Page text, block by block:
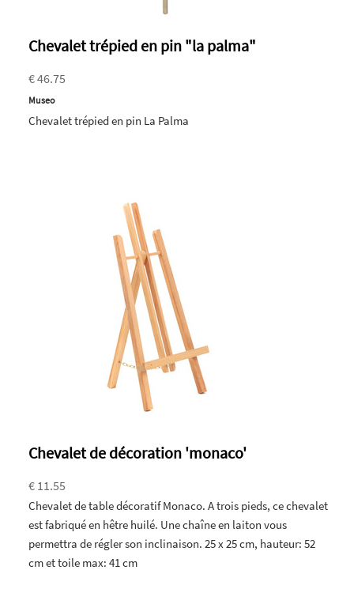
Chevalet trépied en pin "la palma"
€ 46.75
Museo
Chevalet trépied en pin La Palma
Chevalet de décoration 'monaco'
€ 11.55
Chevalet de table décoratif Monaco. A trois pieds, ce chevalet
est fabriqué en hêtre huilé. Une chaîne en laiton vous
permettra de régler son inclinaison. 25 x 25 cm, hauteur: 52
cm et toile max: 41 cm